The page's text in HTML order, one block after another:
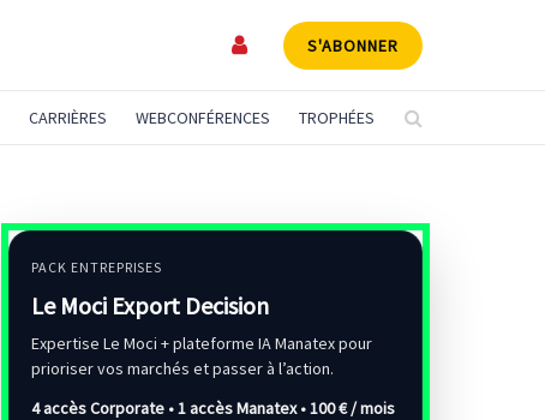
S'ABONNER
CARRIÈRES WEBCONFÉRENCES TROPHÉES
PACK ENTREPRISES
Le Moci Export Decision
Expertise Le Moci + plateforme IA Manatex pour
prioriser vos marchés et passer à l’action.
4 accès Corporate • 1 accès Manatex •100 € / mois